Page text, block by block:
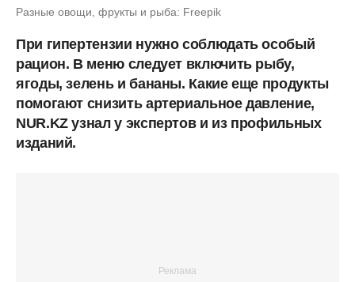
Разные овощи, фрукты и рыба: Freepik
При гипертензии нужно соблюдать особый
рацион. В меню следует включить рыбу,
ягоды, зелень и бананы. Какие еще продукты
помогают снизить артериальное давление,
NUR.KZ узнал у экспертов и из профильных
изданий.